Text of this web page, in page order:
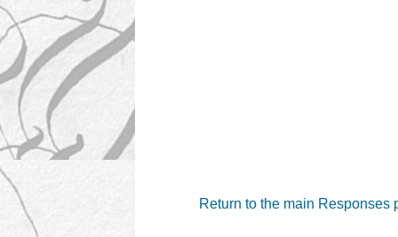
Return to the main Responses